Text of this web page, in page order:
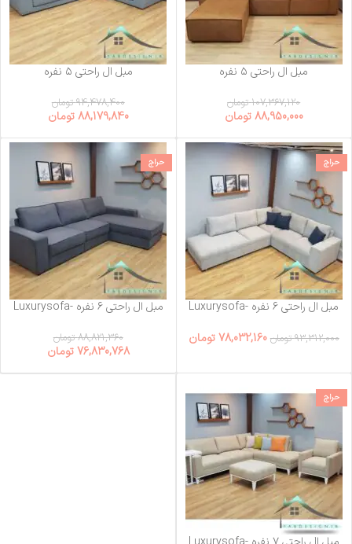
مبل ال راحتی ۵ نفره
107,367,120 تومان
88,950,000 تومان
مبل ال راحتی ۵ نفره
94,478,400 تومان
88,179,840 تومان
حراج
مبل ال راحتی ۶ نفره Luxurysofa-
93,312,000 تومان 78,032,160 تومان
حراج
مبل ال راحتی ۶ نفره Luxurysofa-
88,821,360 تومان
76,830,768 تومان
حراج